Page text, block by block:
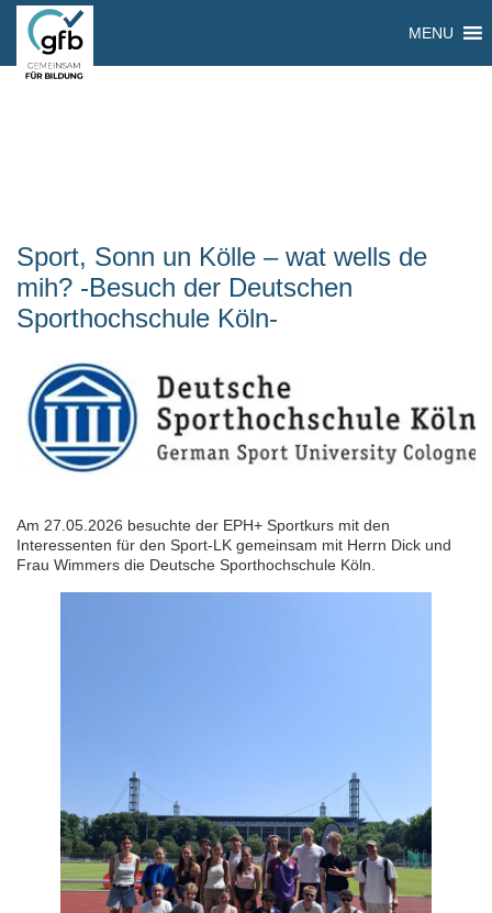
MENU
Sport, Sonn un Kölle – wat wells de
mih? -Besuch der Deutschen
Sporthochschule Köln-
Am 27.05.2026 besuchte der EPH+ Sportkurs mit den
Interessenten für den Sport-LK gemeinsam mit Herrn Dick und
Frau Wimmers die Deutsche Sporthochschule Köln.